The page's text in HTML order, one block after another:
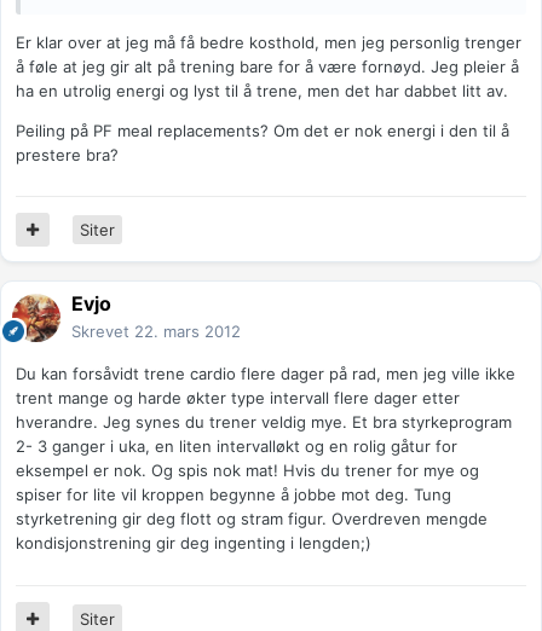
Er klar over at jeg må få bedre kosthold, men jeg personlig trenger
å føle at jeg gir alt på trening bare for å være fornøyd. Jeg pleier å
ha en utrolig energi og lyst til å trene, men det har dabbet litt av.
Peiling på PF meal replacements? Om det er nok energi i den til å
prestere bra?
Siter
Evjo
Skrevet 22. mars 2012
Du kan forsåvidt trene cardio flere dager på rad, men jeg ville ikke
trent mange og harde økter type intervall flere dager etter
hverandre. Jeg synes du trener veldig mye. Et bra styrkeprogram
2- 3 ganger i uka, en liten intervalløkt og en rolig gåtur for
eksempel er nok. Og spis nok mat! Hvis du trener for mye og
spiser for lite vil kroppen begynne å jobbe mot deg. Tung
styrketrening gir deg flott og stram figur. Overdreven mengde
kondisjonstrening gir deg ingenting i lengden;)
Siter